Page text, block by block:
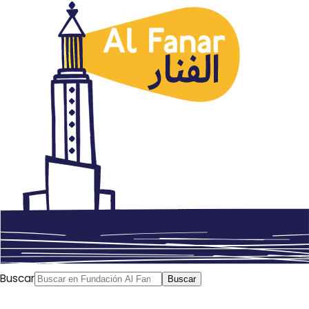
Buscar Buscar
A continuación os presentamos un extracto del
Rescatando nuestras recetas: preservar la cultura
palestina en tiempos de guerra
diciembre 2024) que ha publicado en la revista Palestine
in America (https://www.palestineinamerica.com/
que han preparado un espectacular número sobre la
cocina palestina como forma de resistencia a la
ocupación, el sionismo y el intento de apropiación
cultural por parte de Israel de la tradición culinaria
palestina. Una de las personas que citan es nuestro
querido amigo el chef Fadi Kattan de Belén.